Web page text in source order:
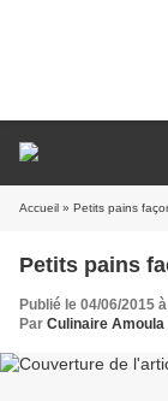
Accueil » Petits pains
Petits pains
Publié le 04/06/2015
Par Culinaire Amoula